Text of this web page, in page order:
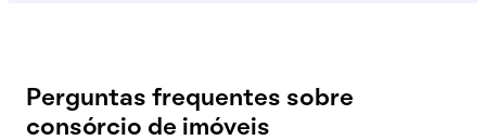
Perguntas frequentes sobre
consórcio de imóveis